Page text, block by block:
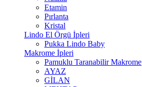
Etamin
Pırlanta
Kristal
Lindo El Örgü İpleri
Pukka Lindo Baby
Makrome İpleri
Pamuklu Taranabilir Makrome
AYAZ
GİLAN